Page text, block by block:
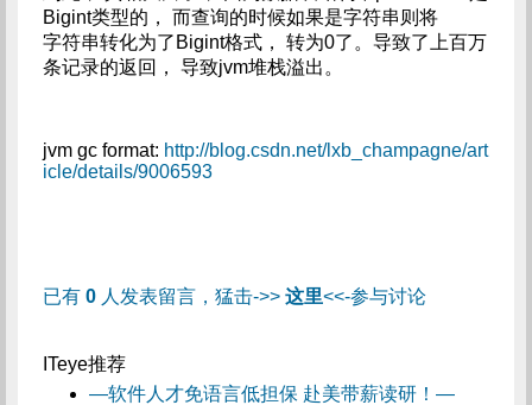
Bigint类型的， 而查询的时候如果是字符串则将
字符串转化为了Bigint格式， 转为0了。导致了上百万
条记录的返回， 导致jvm堆栈溢出。
jvm gc format: http://blog.csdn.net/lxb_champagne/art
icle/details/9006593
已有 0人发表留言，猛击->> 这里<<-参与讨论
ITeye推荐
—软件人才免语言低担保 赴美带薪读研！—